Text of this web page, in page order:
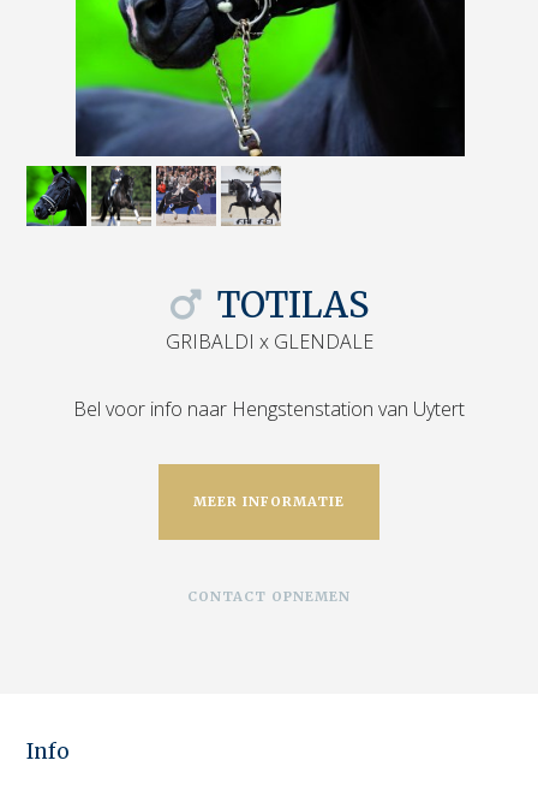
TOTILAS
GRIBALDI x GLENDALE
Bel voor info naar Hengstenstation van Uytert
MEER INFORMATIE
CONTACT OPNEMEN
Info